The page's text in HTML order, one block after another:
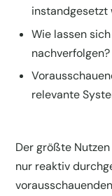
instandgesetzt
Wie lassen
nachverfolgen?
relevante
Der größte
nur reaktiv